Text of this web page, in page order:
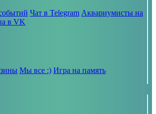
Чат в Telegram Аквариумисты на
в VK
Мы все :) Игра на память